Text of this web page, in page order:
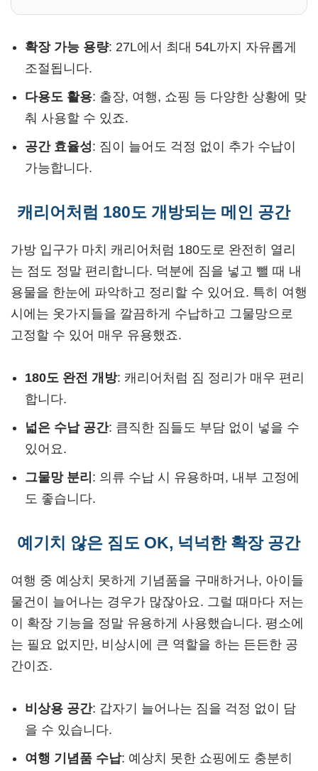
확장 가능 용량: 27L에서 최대 54L까지 자유롭게
조절됩니다.
다용도 활용: 출장, 여행, 쇼핑 등 다양한 상황에 맞
춰 사용할 수 있죠.
공간 효율성: 짐이 늘어도 걱정 없이 추가 수납이
가능합니다.
캐리어처럼 180도 개방되는 메인 공간
가방 입구가 마치 캐리어처럼 180도로 완전히 열리
는 점도 정말 편리합니다. 덕분에 짐을 넣고 뺄 때 내
용물을 한눈에 파악하고 정리할 수 있어요. 특히 여행
시에는 옷가지들을 깔끔하게 수납하고 그물망으로
고정할 수 있어 매우 유용했죠.
180도 완전 개방: 캐리어처럼 짐 정리가 매우 편리
합니다.
넓은 수납 공간: 큼직한 짐들도 부담 없이 넣을 수
있어요.
그물망 분리 : 의류 수납 시 유용하며, 내부 고정에
도 좋습니다.
예기치 않은 짐도 OK, 넉넉한 확장 공간
여행 중 예상치 못하게 기념품을 구매하거나, 아이들
물건이 늘어나는 경우가 많잖아요. 그럴 때마다 저는
이 확장 기능을 정말 유용하게 사용했습니다. 평소에
는 필요 없지만, 비상시에 큰 역할을 하는 든든한 공
간이죠.
비상용 공간: 갑자기 늘어나는 짐을 걱정 없이 담
을 수 있습니다.
여행 기념품 수납: 예상치 못한 쇼핑에도 충분히